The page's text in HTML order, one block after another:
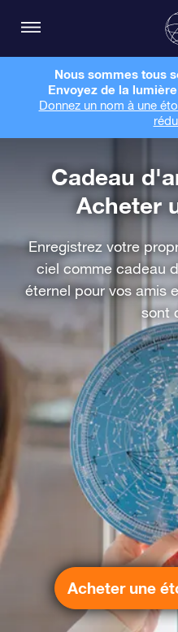
Nous sommes tous
Envoyez de la
Donnez un nom à une
Cadeau
Acheter
Enregistrez votre
ciel comme cadeau
éternel pour vos amis
sont
Acheter une